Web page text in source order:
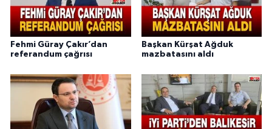
Fehmi Güray Çakır’dan
referandum çağrısı
Başkan Kürşat Ağduk
mazbatasını aldı